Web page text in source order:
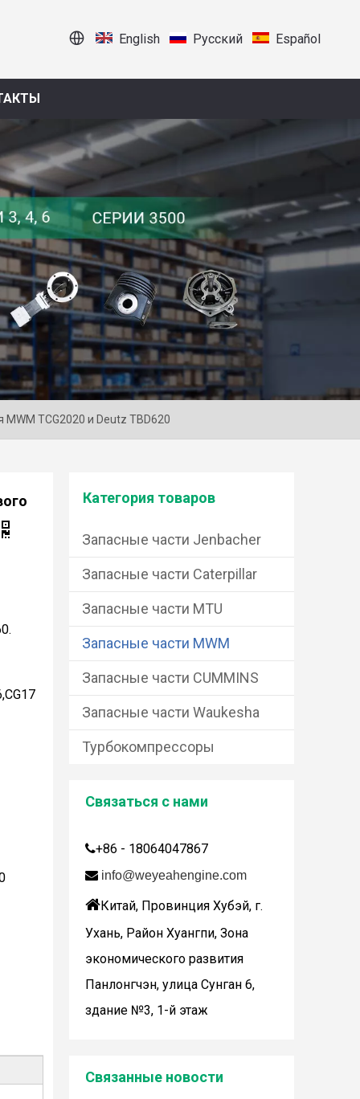
English Pусский Español
TCG2020 и Deutz TBD620
Категория товаров
Запасные части Jenbacher
Запасные части Caterpillar
Запасные части MTU
Запасные части MWM
Запасные части CUMMINS
Запасные части Waukesha
Турбокомпрессоры
Связаться с нами
+86 - 18064047867
 info@weyeahengine.com
Китай, Провинция Хубэй, г.
Ухань, Район Хуангпи, Зона
экономического развития
Панлонгчэн, улица Сунган 6,
здание №3, 1-й этаж
Связанные новости
Дженбахер забрал 200673
Wuhan Weyeah сообщает о поступлении